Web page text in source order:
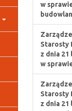
w
Starosty
z dnia 21
w
Starosty
z dnia 21